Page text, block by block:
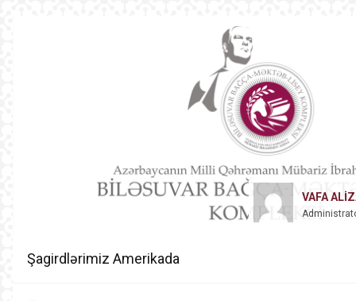
VAFA
Şagirdlərimiz Amerikada